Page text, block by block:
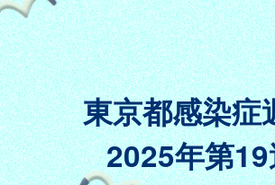
東京都感染症
2025年第